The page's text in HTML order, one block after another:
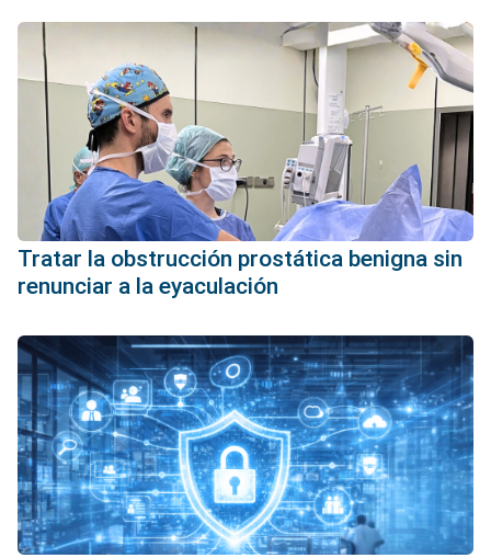
Tratar la obstrucción prostática benigna sin
renunciar a la eyaculación